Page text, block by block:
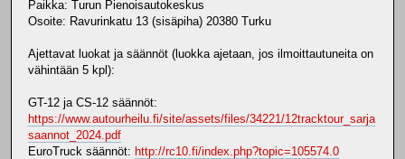
Paikka: Turun Pienoisautokeskus
Osoite: Ravurinkatu 13 (sisäpiha) 20380 Turku
Ajettavat luokat ja säännöt (luokka ajetaan, jos ilmoittautuneita on
vähintään 5 kpl):
GT-12 ja CS-12 säännöt:
https://www.autourheilu.fi/site/assets/files/34221/12tracktour_sarja
saannot_2024.pdf
EuroTruck säännöt: http://rc10.fi/index.php?topic=105574.0